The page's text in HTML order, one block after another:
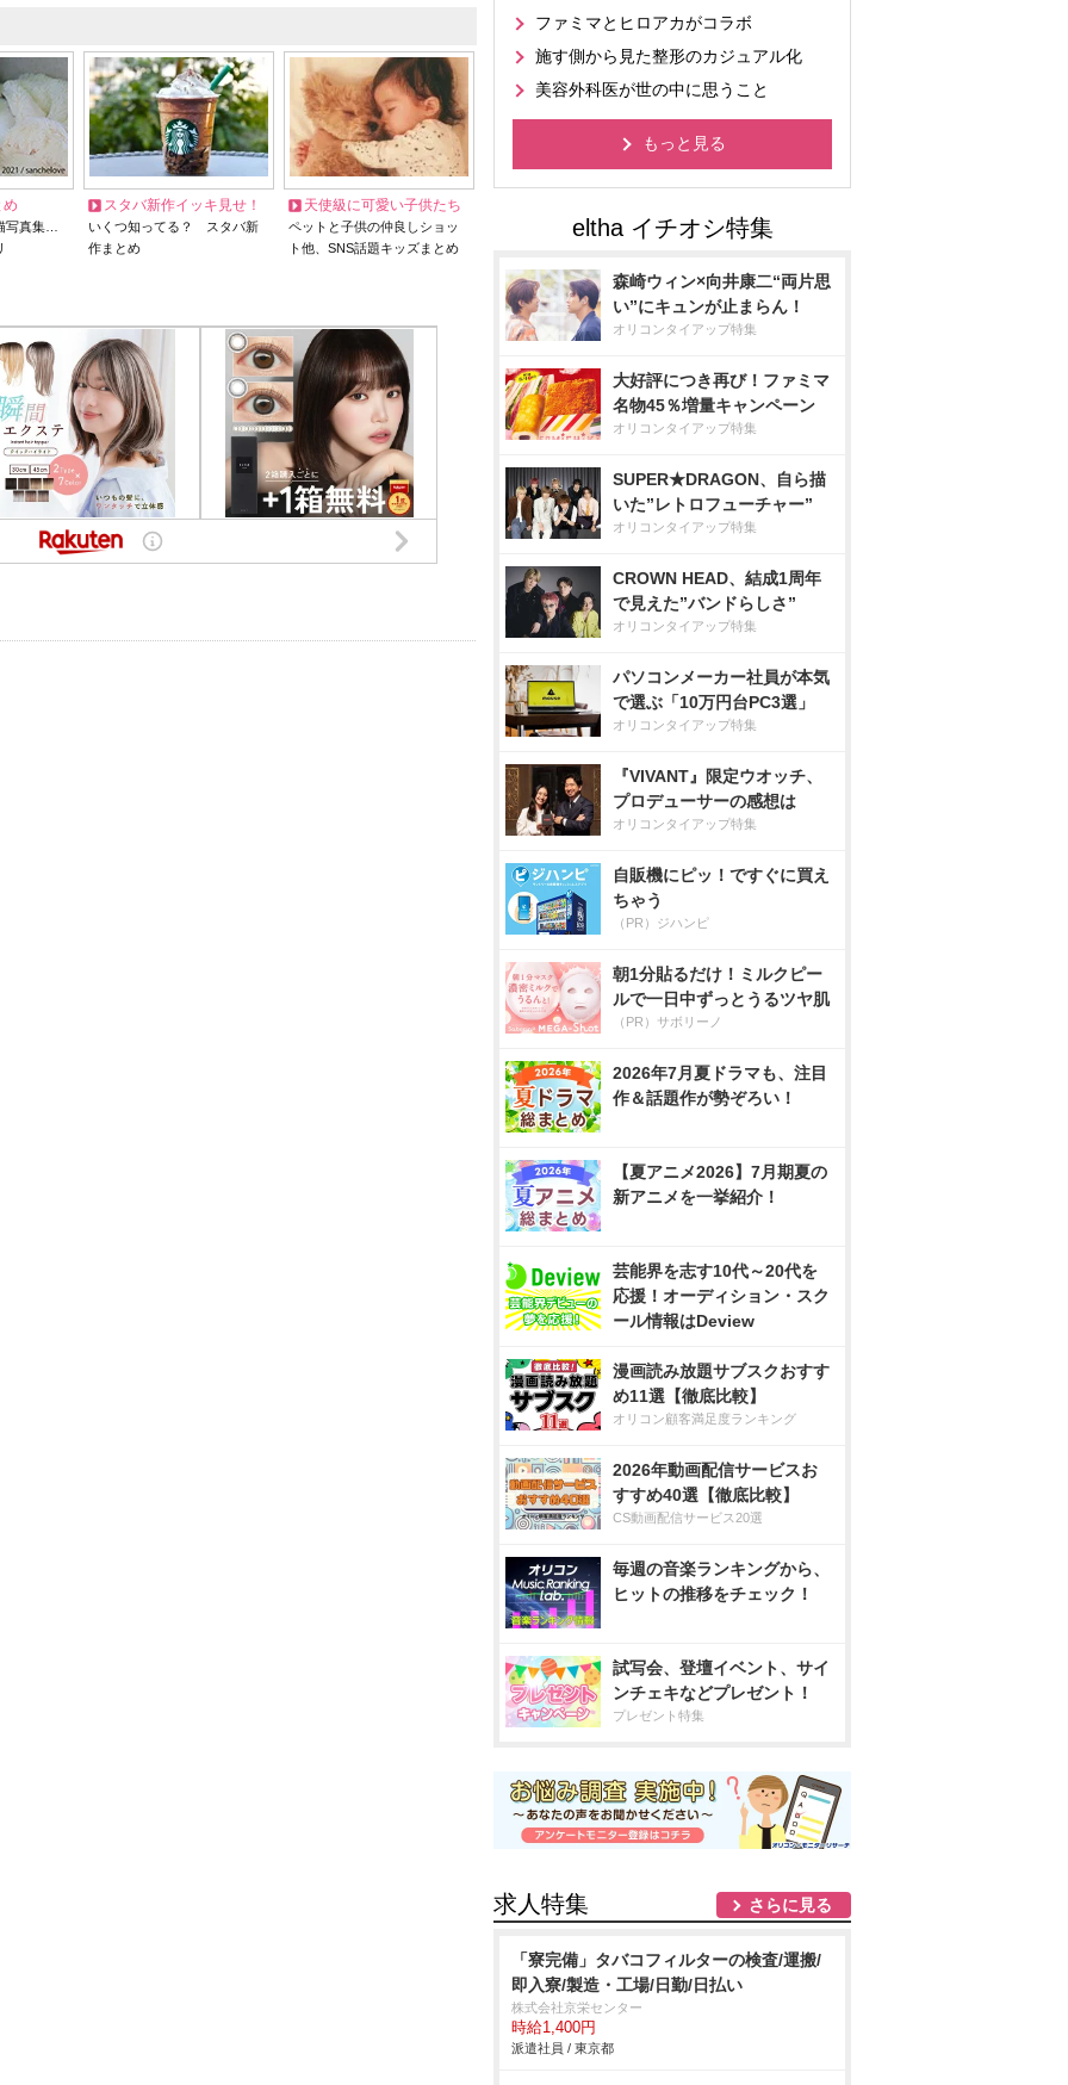
め
写真集…
スタバ新作イッキ見せ！
いくつ知ってる？ スタバ新
作まとめ
天使級に可愛い子供たち
ペットと子供の仲良しショッ
ト他、SNS話題キッズまとめ
ファミマとヒロアカがコラボ
施す側から見た整形のカジュアル化
美容外科医が世の中に思うこと
もっと見る
森崎ウィン×向井康二“両片思
い”にキュンが止まらん！
オリコンタイアップ特集
大好評につき再び！ファミマ
名物45％増量キャンペーン
オリコンタイアップ特集
SUPER★DRAGON、自ら描
いた”レトロフューチャー”
オリコンタイアップ特集
CROWN HEAD、結成1周年
で見えた”バンドらしさ”
オリコンタイアップ特集
パソコンメーカー社員が本気
で選ぶ「10万円台PC3選」
オリコンタイアップ特集
『VIVANT』限定ウオッチ、
プロデューサーの感想は
オリコンタイアップ特集
自販機にピッ！ですぐに買え
ちゃう
（PR）ジハンピ
朝1分貼るだけ！ミルクピー
ルで一日中ずっとうるツヤ肌
（PR）サボリーノ
2026年7月夏ドラマも、注目
作＆話題作が勢ぞろい！
【夏アニメ2026】7月期夏の
新アニメを一挙紹介！
芸能界を志す10代～20代を
応援！オーディション・スク
ール情報はDeview
漫画読み放題サブスクおすす
め11選【徹底比較】
オリコン顧客満足度ランキング
2026年動画配信サービスお
すすめ40選【徹底比較】
CS動画配信サービス20選
毎週の音楽ランキングから、
ヒットの推移をチェック！
試写会、登壇イベント、サイ
ンチェキなどプレゼント！
プレゼント特集
求人特集 さらに見る
「寮完備」タバコフィルターの検査/運搬/
即入寮/製造・工場/日勤/日払い
株式会社京栄センター
時給1,400円
派遣社員 / 東京都